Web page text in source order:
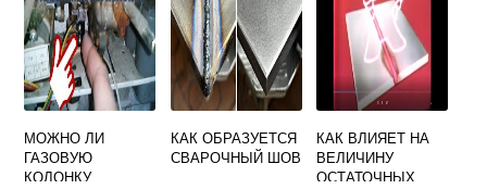
МОЖНО ЛИ
ГАЗОВУЮ
КОЛОНКУ
КАК ОБРАЗУЕТСЯ
СВАРОЧНЫЙ ШОВ
КАК ВЛИЯЕТ НА
ВЕЛИЧИНУ
ОСТАТОЧНЫХ